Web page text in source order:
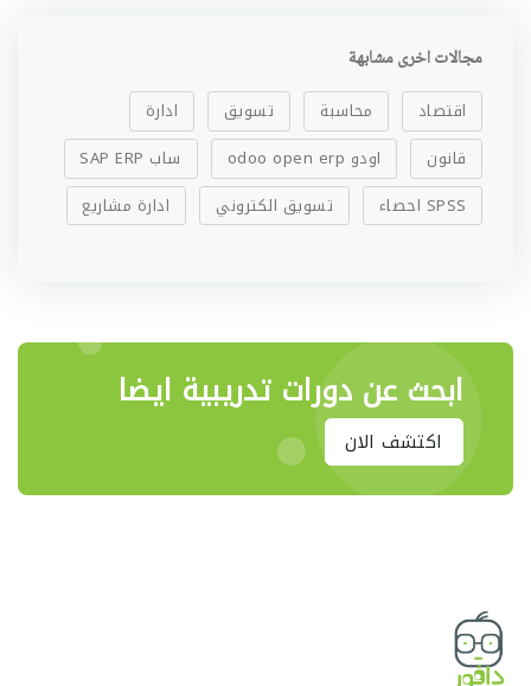
مجالات اخرى مشابهة
اقتصاد محاسبة تسويق
ادارة
قانون
اودو odoo open erp
ساب SAP ERP
SPSS احصاء
تسويق الكتروني ادارة مشاريع
ابحث عن دورات تدريبية ايضا
اكتشف الان